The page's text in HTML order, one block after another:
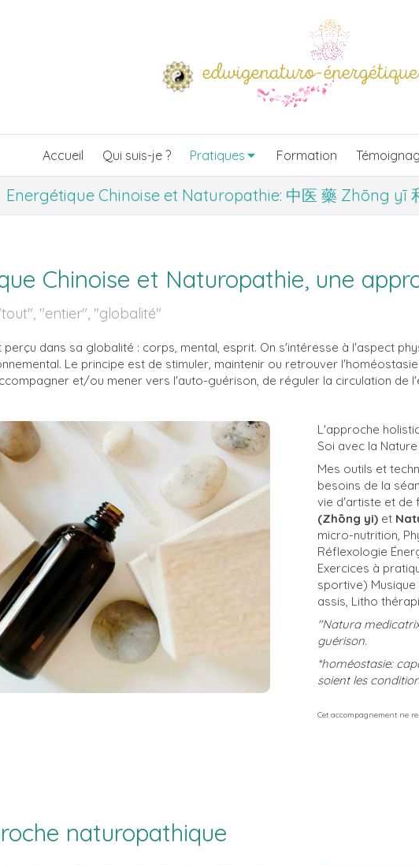
Accueil Qui suis-je ? Pratiques Formation
Energétique Chinoise et Naturopathie: 中医 藥 Zhōng yī
Chinoise et Naturopathie, une
"entier", "globalité"
perçu dans sa globalité : corps, mental, esprit. On s'intéresse à l'aspect
Le principe est de stimuler, maintenir ou retrouver
et/ou mener vers l'auto-guérison, de réguler la circulation de
L'approche
Soi avec la
Mes outils et
besoins de la
vie d'artiste et de
(Zhōng yi) et
micro-nutrition,
Réflexologie
Exercices à
sportive)
assis, Litho
"Natura
guérison.
*homéostasie:
soient les
Cet accompagnement ne
naturopathique